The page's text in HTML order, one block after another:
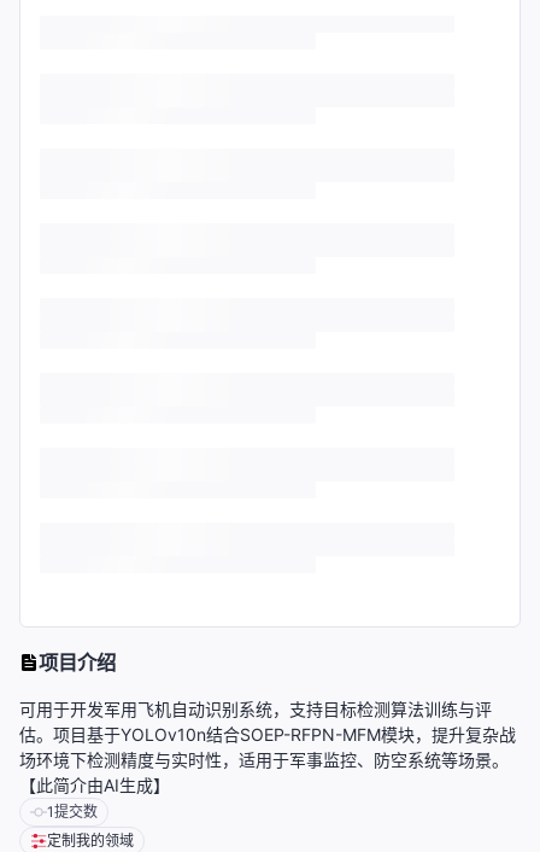
项目介绍
可用于开发军用飞机自动识别系统，支持目标检测算法训练与评
估。项目基于YOLOv10n结合SOEP-RFPN-MFM模块，提升复杂战
场环境下检测精度与实时性，适用于军事监控、防空系统等场景。
【此简介由AI生成】
1提交数
定制我的领域